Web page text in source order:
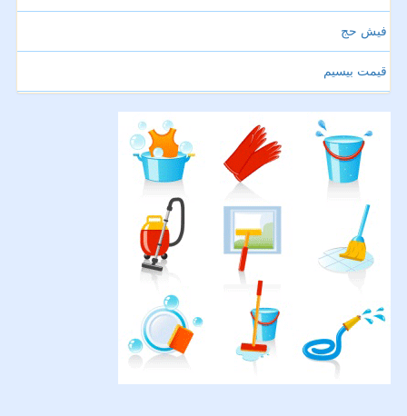
فیش حج
قیمت بیسیم